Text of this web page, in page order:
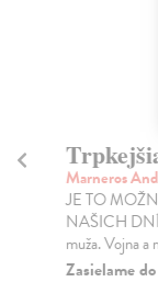
Marneros
JE TO
NAŠICH
muža. Vojna a
Zasielame